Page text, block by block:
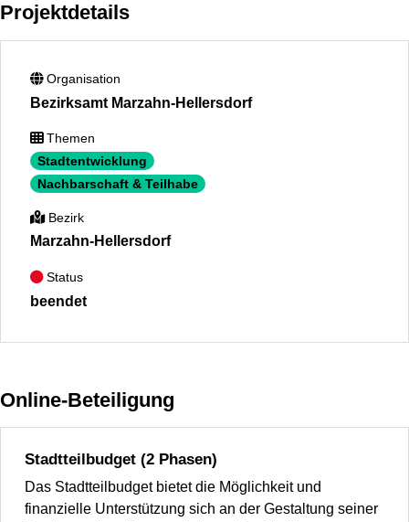
Projektdetails
Organisation
Bezirksamt Marzahn-Hellersdorf
Themen
Stadtentwicklung
Nachbarschaft & Teilhabe
Bezirk
Marzahn-Hellersdorf
Status
beendet
Online-Beteiligung
Stadtteilbudget (2 Phasen)
Das Stadtteilbudget bietet die Möglichkeit und
finanzielle Unterstützung sich an der Gestaltung seiner